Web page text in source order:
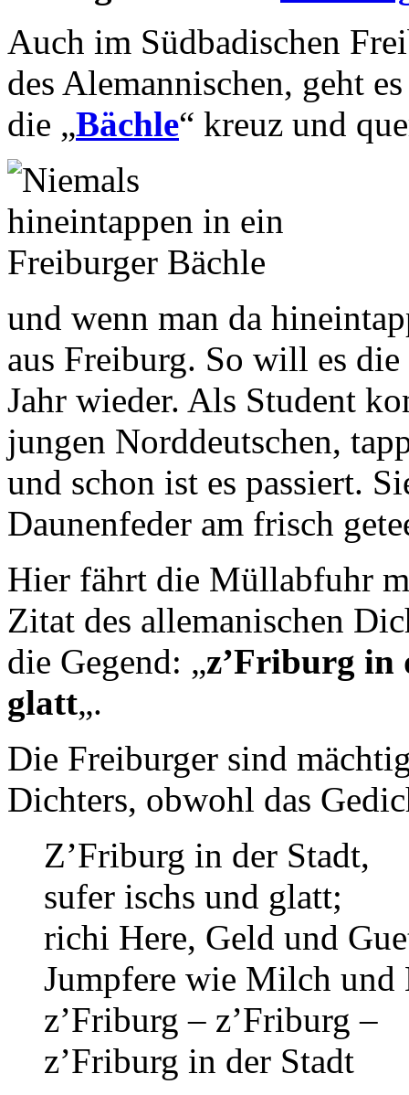
Auch im Südbadischen
des Alemannischen, geht es
die „Bächle“ kreuz und
und wenn man da
aus Freiburg. So will es die
Jahr wieder. Als Student
jungen Norddeutschen,
und schon ist es passiert.
Daunenfeder am frisch
Hier fährt die Müllabfuhr
Zitat des allemanischen
die Gegend: „z’Friburg in
glatt„.
Die Freiburger sind
Dichters, obwohl das
Z’Friburg in der Stadt,
sufer ischs und glatt;
richi Here, Geld und
Jumpfere wie Milch und
z’Friburg – z’Friburg –
z’Friburg in der Stadt